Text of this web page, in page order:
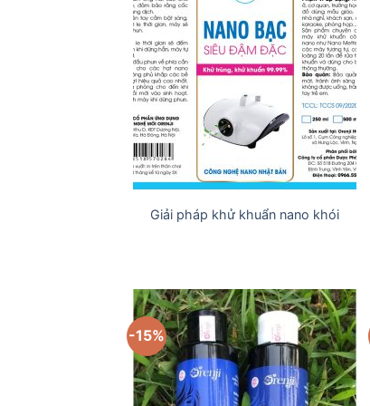
Giải pháp khử khuẩn nano khói
-15%